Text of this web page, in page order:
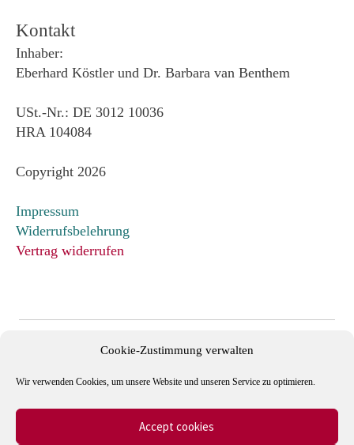
Cookie-Zustimmung verwalten
Wir verwenden Cookies, um unsere Website und unseren Service zu optimieren.
Accept cookies
Kontakt
Inhaber:
Eberhard Köstler und Dr. Barbara van Benthem
USt.-Nr.: DE 3012 10036
HRA 104084
Copyright 2026
Impressum
Widerrufsbelehrung
Vertrag widerrufen